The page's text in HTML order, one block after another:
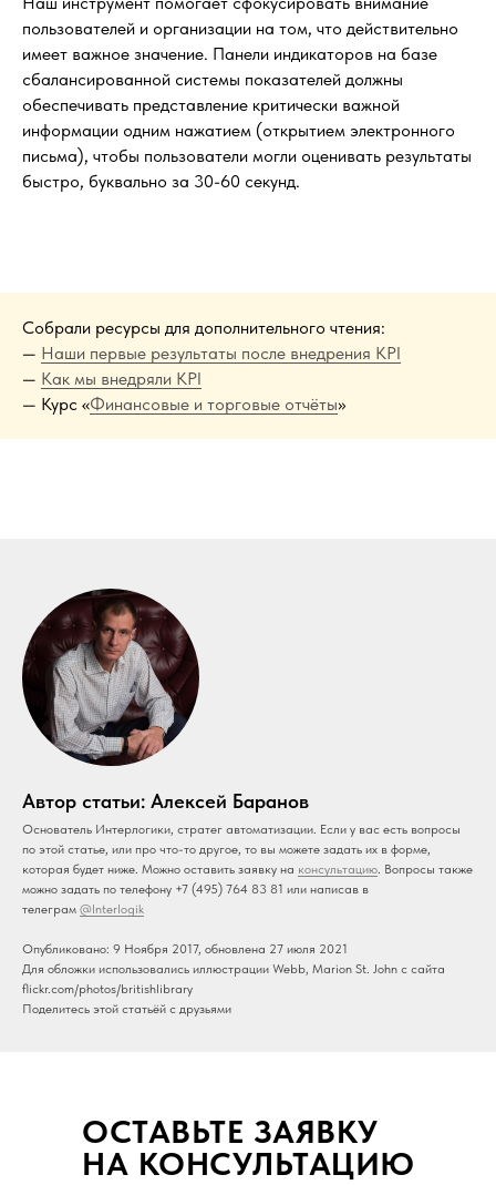
пользователей и организации на том, что действительно
имеет важное значение. Панели индикаторов на базе
сбалансированной системы показателей должны
обеспечивать представление критически важной
информации одним нажатием (открытием электронного
письма), чтобы пользователи могли оценивать результаты
быстро, буквально за 30-60 секунд.
Собрали ресурсы для дополнительного чтения:
— Наши первые результаты после внедрения KPI
— Как мы внедряли KPI
— Курс «Финансовые и торговые отчёты»
Автор статьи: Алексей Баранов
Основатель Интерлогики, стратег автоматизации. Если у вас есть вопросы
по этой статье, или про что-то другое, то вы можете задать их в форме,
которая будет ниже. Можно оставить заявку на консультацию. Вопросы также
можно задать по телефону +7 (495) 764 83 81 или написав в
телеграм @Interlogik
Опубликовано: 9 Ноября 2017, обновлена 27 июля 2021
Для обложки использовались иллюстрации Webb, Marion St. John с сайта
flickr.com/photos/britishlibrary
Поделитесь этой статьёй с друзьями
ОСТАВЬТЕ ЗАЯВКУ
НА КОНСУЛЬТАЦИЮ